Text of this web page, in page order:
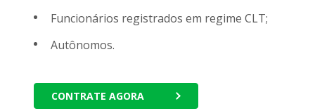
Funcionários registrados em regime CLT;
Autônomos.
CONTRATE AGORA